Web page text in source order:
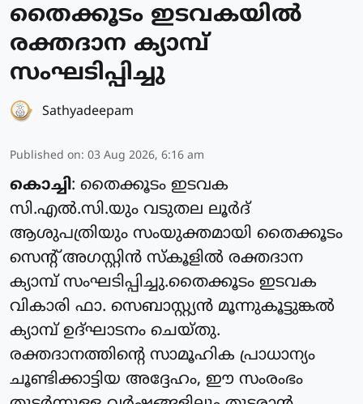
തൈക്കൂടം ഇടവകയിൽ
രക്തദാന ക്യാമ്പ്
സംഘടിപ്പിച്ചു
Sathyadeepam
Published on: 03 Aug 2026, 6:16 am
കൊച്ചി: തൈക്കൂടം ഇടവക
സി.എൽ.സി.യും വടുതല ലൂർദ്
ആശുപത്രിയും സംയുക്തമായി തൈക്കൂടം
സെന്റ് അഗസ്റ്റിൻ സ്കൂളിൽ രക്തദാന
ക്യാമ്പ് സംഘടിപ്പിച്ചു.തൈക്കൂടം ഇടവക
വികാരി ഫാ. സെബാസ്റ്റ്യൻ മൂന്നുകൂട്ടുങ്കൽ
ക്യാമ്പ് ഉദ്ഘാടനം ചെയ്തു.
രക്തദാനത്തിന്റെ സാമൂഹിക പ്രാധാന്യം
ചൂണ്ടിക്കാട്ടിയ അദ്ദേഹം, ഈ സംരംഭം